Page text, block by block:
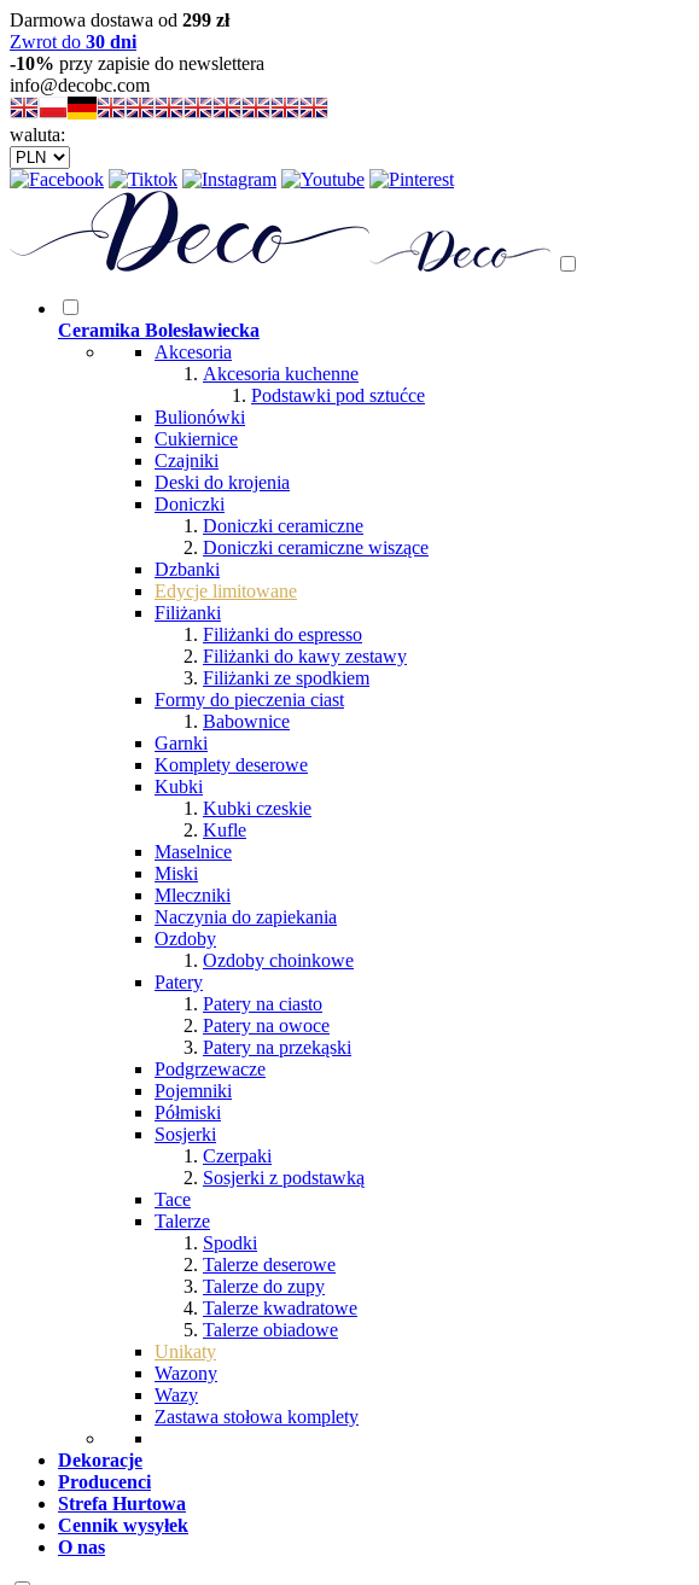
Darmowa dostawa od 299 zł
Zwrot do 30 dni
-10% przy zapisie do newslettera
info@decobc.com
waluta:
Ceramika Bolesławiecka
Akcesoria
Akcesoria kuchenne
Podstawki pod sztućce
Bulionówki
Cukiernice
Czajniki
Deski do krojenia
Doniczki
Doniczki ceramiczne
Doniczki ceramiczne wiszące
Dzbanki
Edycje limitowane
Filiżanki
Filiżanki do espresso
Filiżanki do kawy zestawy
Filiżanki ze spodkiem
Formy do pieczenia ciast
Babownice
Garnki
Komplety deserowe
Kubki
Kubki czeskie
Kufle
Maselnice
Miski
Mleczniki
Naczynia do zapiekania
Ozdoby
Ozdoby choinkowe
Patery
Patery na ciasto
Patery na owoce
Patery na przekąski
Podgrzewacze
Pojemniki
Półmiski
Sosjerki
Czerpaki
Sosjerki z podstawką
Tace
Talerze
Spodki
Talerze deserowe
Talerze do zupy
Talerze kwadratowe
Talerze obiadowe
Unikaty
Wazony
Wazy
Zastawa stołowa komplety
Dekoracje
Producenci
Strefa Hurtowa
Cennik wysyłek
O nas